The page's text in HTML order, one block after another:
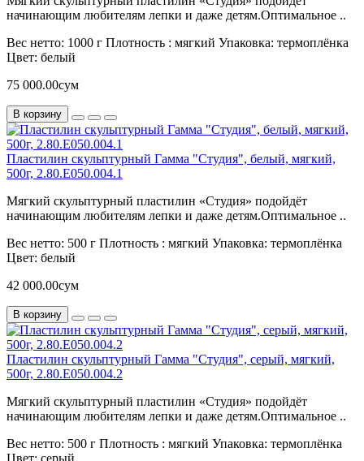
начинающим любителям лепки и даже детям.Оптимальное ..
Вес нетто: 1000 г Плотность : мягкий Упаковка: термоплёнка
Цвет: белый
75 000.00сум
В корзину
Пластилин скульптурный Гамма "Студия", белый, мягкий,
500г, 2.80.Е050.004.1
Мягкий скульптурный пластилин «Студия» подойдёт
начинающим любителям лепки и даже детям.Оптимальное ..
Вес нетто: 500 г Плотность : мягкий Упаковка: термоплёнка
Цвет: белый
42 000.00сум
В корзину
Пластилин скульптурный Гамма "Студия", серый, мягкий,
500г, 2.80.Е050.004.2
Мягкий скульптурный пластилин «Студия» подойдёт
начинающим любителям лепки и даже детям.Оптимальное ..
Вес нетто: 500 г Плотность : мягкий Упаковка: термоплёнка
Цвет: серый